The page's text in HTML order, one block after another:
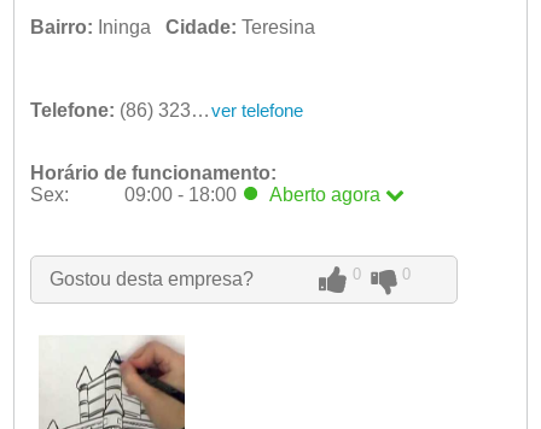
Bairro: Ininga Cidade: Teresina
Telefone: (86) 3232-4025 ver telefone
Horário de funcionamento:
Sex:
09:00 - 18:00 Aberto agora
Qua:
09:00 - 18:00
Qui:
09:00 - 18:00
Sáb:
Fechado
Fechado
Gostou desta empresa? 0 0